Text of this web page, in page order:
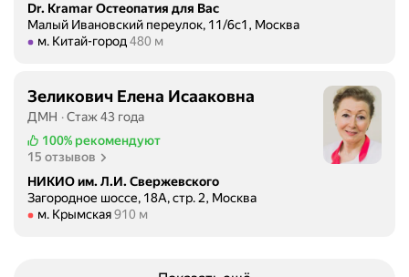
Dr. Kramar Остеопатия для Вас
Малый Ивановский переулок, 11/6с1, Москва
Метро м. Китай-город Расстояние 480 м
м. Китай-город 480 м
Зеликович Елена Исааковна
ДМН
Стаж 43 года
100% рекомендуют
15 отзывов
НИКИО им. Л.И. Свержевского
Загородное шоссе, 18А, стр. 2, Москва
Метро м. Крымская Расстояние 910 м
м. Крымская 910 м